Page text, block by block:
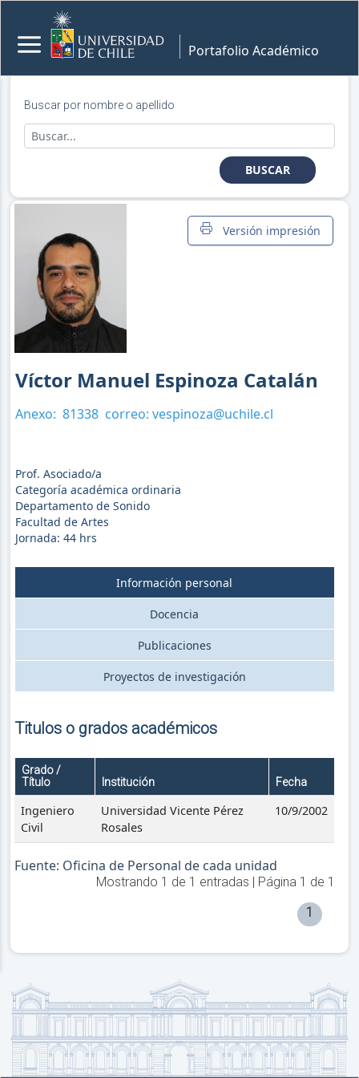
Portafolio Académico
Buscar por nombre o apellido
BUSCAR
Versión impresión
Víctor Manuel Espinoza Catalán
Anexo: 81338 correo: vespinoza@uchile.cl
Prof. Asociado/a
Categoría académica ordinaria
Departamento de Sonido
Facultad de Artes
Jornada: 44hrs
Información personal
Docencia
Publicaciones
Proyectos de investigación
Titulos o grados académicos
Grado /
Título
Institución Fecha
Ingeniero
Civil
Universidad Vicente Pérez
Rosales
10/9/2002
Fuente: Oficina de Personal de cada unidad
Mostrando 1 de 1 entradas | Página 1 de 1
1